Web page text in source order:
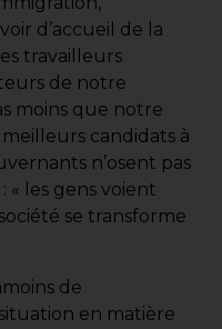
d’accueil de la
travailleurs
de notre
moins que notre
candidats à
n’osent pas
« les gens voient
se transforme
de
en matière